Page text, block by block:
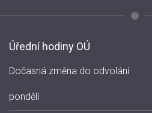
Úřední hodiny OÚ
Dočasná změna do odvolání
pondělí